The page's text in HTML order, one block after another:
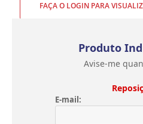
FAÇA O LOGIN PARA
Produto
Avise-me
E-mail: